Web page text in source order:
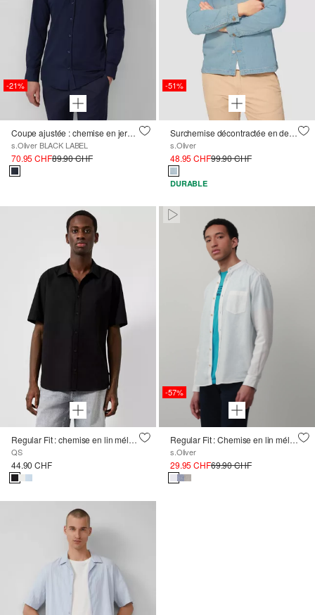
-21%
Coupe ajustée : chemise en jersey de première qualité
s.Oliver BLACK LABEL
70.95 CHF89.90 CHF
-51%
Surchemise décontractée en denim
s.Oliver
48.95 CHF99.90 CHF
DURABLE
Regular Fit : chemise en lin mélangé
QS
44.90 CHF
Paused • Muted
-57%
Regular Fit : Chemise en lin mélangé à col montant
s.Oliver
29.95 CHF69.90 CHF